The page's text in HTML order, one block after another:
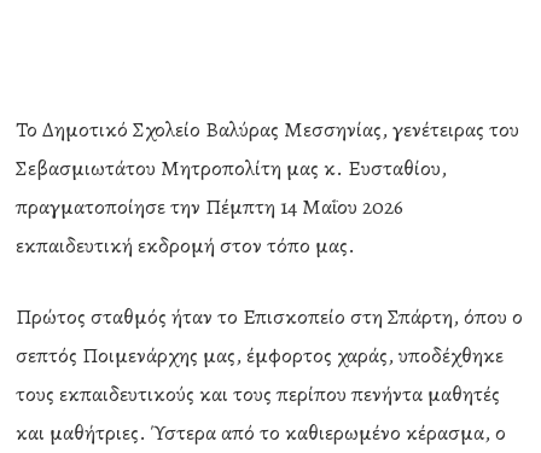
Το Δημοτικό Σχολείο Βαλύρας Μεσσηνίας, γενέτειρας του
Σεβασμιωτάτου Μητροπολίτη μας κ. Ευσταθίου,
πραγματοποίησε την Πέμπτη 14 Μαΐου 2026
εκπαιδευτική εκδρομή στον τόπο μας.
Πρώτος σταθμός ήταν το Επισκοπείο στη Σπάρτη, όπου ο
σεπτός Ποιμενάρχης μας, έμφορτος χαράς, υποδέχθηκε
τους εκπαιδευτικούς και τους περίπου πενήντα μαθητές
και μαθήτριες. Ύστερα από το καθιερωμένο κέρασμα, ο